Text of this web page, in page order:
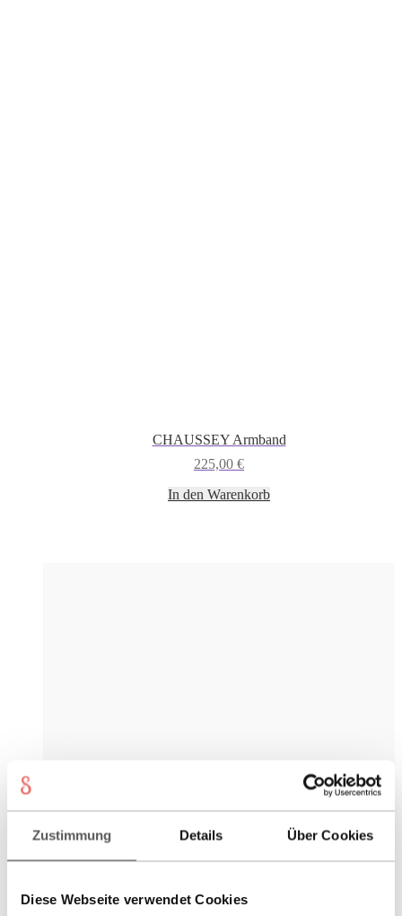
Zustimmung Details Über Cookies
Diese Webseite verwendet Cookies
CHAUSSEY Armband
225,00 €
In den Warenkorb